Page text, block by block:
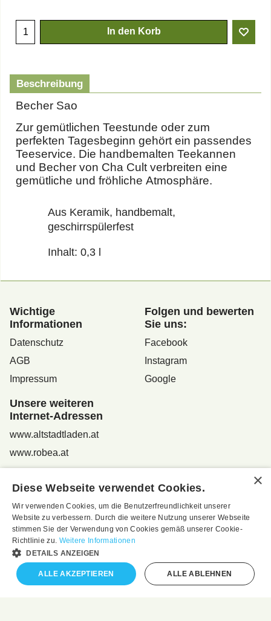
In den Korb
Beschreibung
Becher Sao
Zur gemütlichen Teestunde oder zum
perfekten Tagesbeginn gehört ein passendes
Teeservice. Die handbemalten Teekannen
und Becher von Cha Cult verbreiten eine
gemütliche und fröhliche Atmosphäre.
Aus Keramik, handbemalt,
geschirrspülerfest
Inhalt: 0,3 l
Wichtige
Informationen
Datenschutz
AGB
Impressum
Folgen und bewerten
Sie uns:
Facebook
Instagram
Google
Unsere weiteren
Internet-Adressen
www.altstadtladen.at
www.robea.at
Altstadtgasse in Feldbach, Österreich
Vertrag widerrufen
WebShop erstellt mit
Diese Webseite verwendet Cookies.
Wir verwenden Cookies, um die Benutzerfreundlichkeit unserer
Website zu verbessern. Durch die weitere Nutzung unserer Webseite
stimmen Sie der Verwendung von Cookies gemäß unserer Cookie-
Richtlinie zu. Weitere Informationen
DETAILS ANZEIGEN
ALLE AKZEPTIEREN ALLE ABLEHNEN